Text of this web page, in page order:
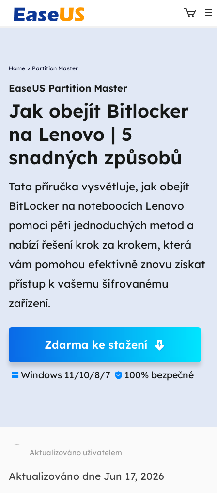
Home > Partition Master
EaseUS Partition Master
Jak obejít Bitlocker
na Lenovo | 5
snadných způsobů
Tato příručka vysvětluje, jak obejít
BitLocker na noteboocích Lenovo
pomocí pěti jednoduchých metod a
nabízí řešení krok za krokem, která
vám pomohou efektivně znovu získat
přístup k vašemu šifrovanému
zařízení.
Zdarma ke stažení
 Windows 11/10/8/7  100% bezpečné
Aktualizováno uživatelem
Aktualizováno dne Jun 17, 2026